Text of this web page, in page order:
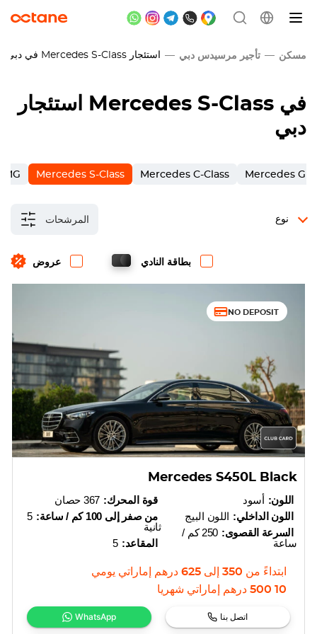
مسكن تأجير مرسيدس دبي استئجار Mercedes S-Class في دبي
Mercedes S-Class
دبي
Mercedes S-Class Mercedes C-Class Mercedes GLS
المرشحات
عروض بطاقة النادي
نوع
NO DEPOSIT
Mercedes S450L Black
قوة المحرك: 367 حصان
من صفر إلى 100 كم / ساعة:
5
ثانية
المقاعد: 5
اللون: أسود
اللون الداخلي: اللون البيج
السرعة القصوى:
250 كم /
ساعة
ابتداءً من 350 إلى 625 درهم إماراتي يومي
10 500
درهم إماراتي شهريا
WhatsApp اتصل بنا